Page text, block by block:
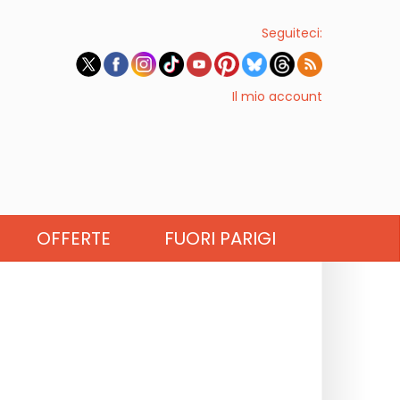
Seguiteci:
Il mio account
OFFERTE FUORI PARIGI